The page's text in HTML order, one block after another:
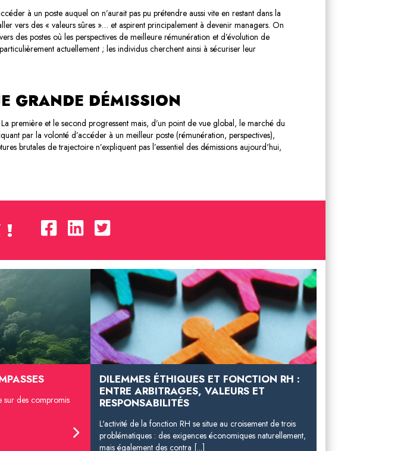
à un poste auquel on n’aurait pas pu prétendre aussi vite en restant dans la
vers des « valeurs sûres »… et aspirent principalement à devenir managers. On
des postes où les perspectives de meilleure rémunération et d’évolution de
actuellement ; les individus cherchent ainsi à sécuriser leur
GRANDE DÉMISSION
première et le second progressent mais, d’un point de vue global, le marché du
par la volonté d’accéder à un meilleur poste (rémunération, perspectives),
brutales de trajectoire n’expliquent pas l’essentiel des démissions aujourd'hui,
!
sur des compromis
DILEMMES ÉTHIQUES ET FONCTION RH :
ENTRE ARBITRAGES, VALEURS ET
RESPONSABILITÉS
L'activité de la fonction RH se situe au croisement de trois
problématiques : des exigences économiques naturellement,
mais également des contra [...]